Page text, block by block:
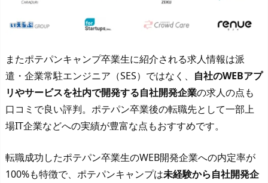
またポテパンキャンプ卒業生に紹介される求人情報は派
遣・企業常駐エンジニア（SES）ではなく、 自社のWEBアプ
リやサービスを社内で開発する自社開発企業の求人の点も
口コミで良い評判。ポテパン卒業後の転職先として一部上
場IT企業などへの実績が豊富な点もおすすめです。
転職成功したポテパン卒業生のWEB開発企業への内定率が
100%も特徴で、ポテパンキャンプは未経験から自社開発企